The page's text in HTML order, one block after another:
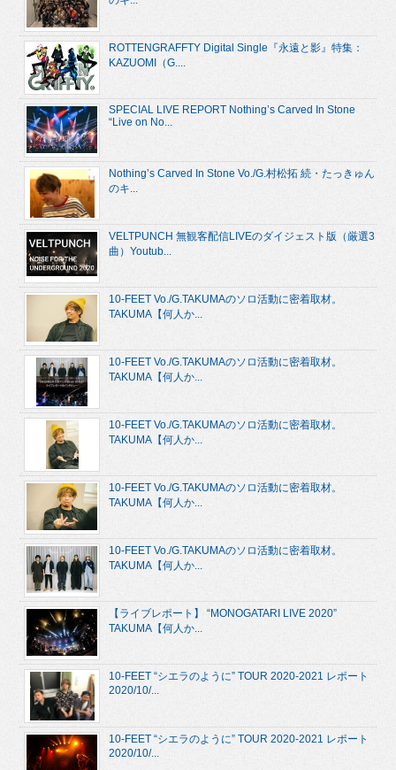
ROTTENGRAFFTY Digital Single『永遠と影』特集：
KAZUOMI（G....
SPECIAL LIVE REPORT Nothing’s Carved In Stone
“Live on No...
Nothing’s Carved In Stone Vo./G.村松拓 続・たっきゅん
のキ...
VELTPUNCH 無観客配信LIVEのダイジェスト版（厳選3
曲）Youtub...
10-FEET Vo./G.TAKUMAのソロ活動に密着取材。
TAKUMA【何人か...
10-FEET Vo./G.TAKUMAのソロ活動に密着取材。
TAKUMA【何人か...
10-FEET Vo./G.TAKUMAのソロ活動に密着取材。
TAKUMA【何人か...
10-FEET Vo./G.TAKUMAのソロ活動に密着取材。
TAKUMA【何人か...
10-FEET Vo./G.TAKUMAのソロ活動に密着取材。
TAKUMA【何人か...
【ライブレポート】 “MONOGATARI LIVE 2020”
TAKUMA【何人か...
10-FEET “シエラのように” TOUR 2020-2021 レポート
2020/10/...
10-FEET “シエラのように” TOUR 2020-2021 レポート
2020/10/...